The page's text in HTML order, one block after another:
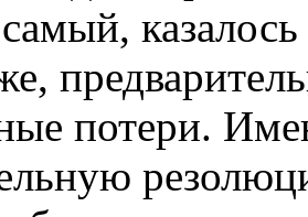
потери.